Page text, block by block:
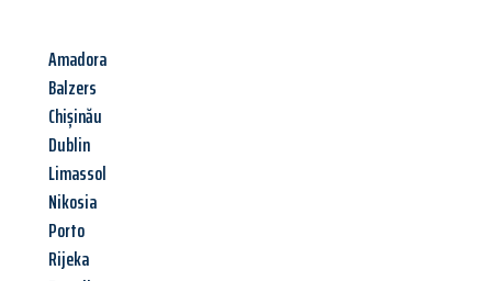
Amadora
Balzers
Chișinău
Dublin
Limassol
Nikosia
Porto
Rijeka